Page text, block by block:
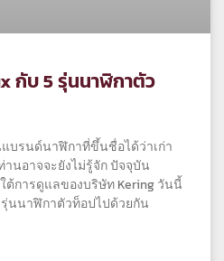
กับ 5 รุ่นนาฬิกาตัว
บรนด์นาฬิกาที่ขึ้นชื่อได้ว่าเก่า
นอาจจะยังไม่รู้จัก ปัจจุบัน
ต้การดูแลของบริษัท Kering วันนี้
นนาฬิกาตัวท็อปไปด้วยกัน